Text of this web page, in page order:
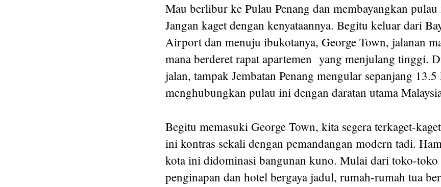
Mau berlibur ke Pulau Penang dan membayangkan
Jangan kaget dengan kenyataannya. Begitu keluar dari
Airport dan menuju ibukotanya, George Town, jalanan
mana berderet rapat apartemen yang menjulang tinggi.
jalan, tampak Jembatan Penang mengular sepanjang
menghubungkan pulau ini dengan daratan utama
Begitu memasuki George Town, kita segera terkaget-
ini kontras sekali dengan pemandangan modern tadi.
kota ini didominasi bangunan kuno. Mulai dari toko-toko
penginapan dan hotel bergaya jadul, rumah-rumah tua